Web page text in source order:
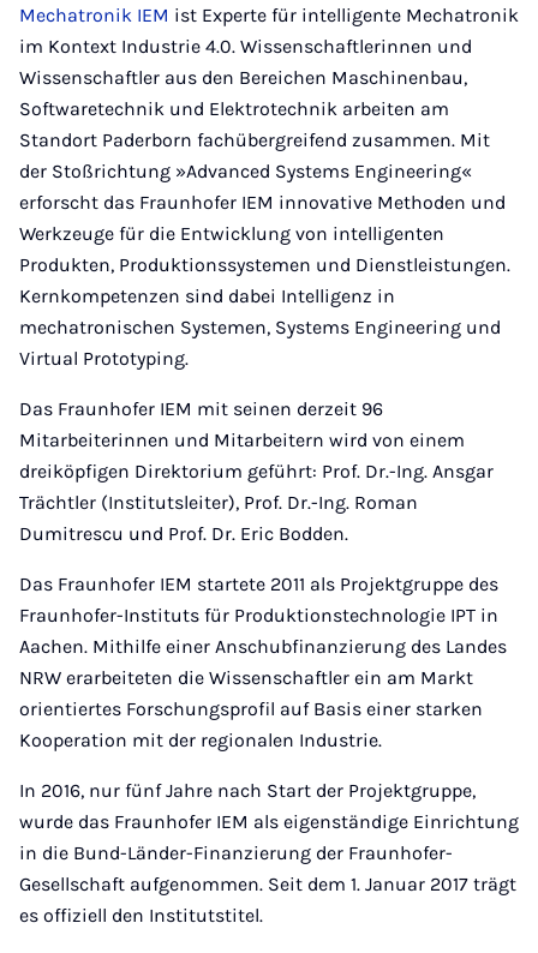
Mechatronik IEM ist Experte für intelligente Mechatronik
im Kontext Industrie 4.0. Wissenschaftlerinnen und
Wissenschaftler aus den Bereichen Maschinenbau,
Softwaretechnik und Elektrotechnik arbeiten am
Standort Paderborn fachübergreifend zusammen. Mit
der Stoßrichtung »Advanced Systems Engineering«
erforscht das Fraunhofer IEM innovative Methoden und
Werkzeuge für die Entwicklung von intelligenten
Produkten, Produktionssystemen und Dienstleistungen.
Kernkompetenzen sind dabei Intelligenz in
mechatronischen Systemen, Systems Engineering und
Virtual Prototyping.
Das Fraunhofer IEM mit seinen derzeit 96
Mitarbeiterinnen und Mitarbeitern wird von einem
dreiköpfigen Direktorium geführt: Prof. Dr.-Ing. Ansgar
Trächtler (Institutsleiter), Prof. Dr.-Ing. Roman
Dumitrescu und Prof. Dr. Eric Bodden.
Das Fraunhofer IEM startete 2011 als Projektgruppe des
Fraunhofer-Instituts für Produktionstechnologie IPT in
Aachen. Mithilfe einer Anschubfinanzierung des Landes
NRW erarbeiteten die Wissenschaftler ein am Markt
orientiertes Forschungsprofil auf Basis einer starken
Kooperation mit der regionalen Industrie.
In 2016, nur fünf Jahre nach Start der Projektgruppe,
wurde das Fraunhofer IEM als eigenständige Einrichtung
in die Bund-Länder-Finanzierung der Fraunhofer-
Gesellschaft aufgenommen. Seit dem 1. Januar 2017 trägt
es offiziell den Institutstitel.